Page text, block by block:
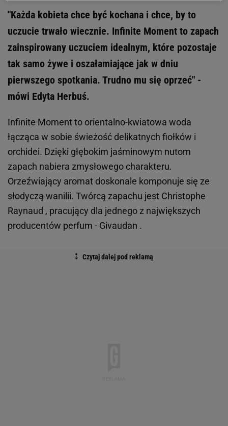
"Każda kobieta chce być kochana i chce, by to
uczucie trwało wiecznie. Infinite Moment to zapach
zainspirowany uczuciem idealnym, które pozostaje
tak samo żywe i oszałamiające jak w dniu
pierwszego spotkania. Trudno mu się oprzeć" -
mówi Edyta Herbuś.
Infinite Moment to orientalno-kwiatowa woda
łącząca w sobie świeżość delikatnych fiołków i
orchidei. Dzięki głębokim jaśminowym nutom
zapach nabiera zmysłowego charakteru.
Orzeźwiający aromat doskonale komponuje się ze
słodyczą wanilii. Twórcą zapachu jest Christophe
Raynaud , pracujący dla jednego z największych
producentów perfum - Givaudan .